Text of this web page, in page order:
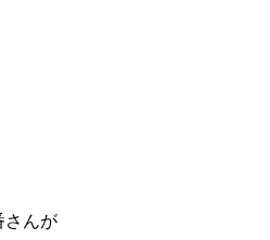
さんが